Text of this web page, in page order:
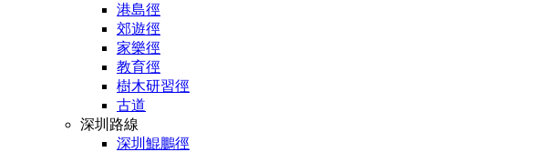
港島徑
郊遊徑
家樂徑
教育徑
樹木研習徑
古道
深圳路線
深圳鯤鵬徑